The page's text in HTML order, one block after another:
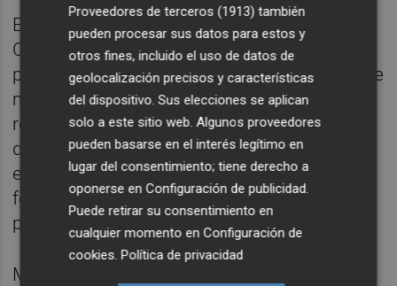
El jueves 14 se reanudará el Pleno del
Congreso con el debate de esas 150
propuestas. Cada grupo dispondrá de quince
minutos para defenderlas y la votación se
realizará al final del Pleno, junto con el resto
de asuntos del orden del día. El resultado de
esas votaciones servirá para medirá la
fortaleza o debilidad de las alianzas
parlamentarias del Gobierno de coalición.
Moncloa ha querido que el Pleno de la
Proveedores de terceros (1913) también
pueden procesar sus datos para estos y
otros fines, incluido el uso de datos de
geolocalización precisos y características
del dispositivo. Sus elecciones se aplican
solo a este sitio web. Algunos proveedores
pueden basarse en el interés legítimo en
lugar del consentimiento; tiene derecho a
oponerse enConfiguración de publicidad
Puede retirar su consentimiento en
cualquier momento enConfiguración de
cookies .Política de privacidad